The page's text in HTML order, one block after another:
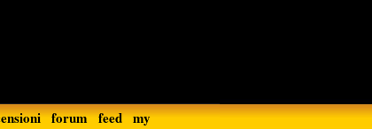
forum feed my